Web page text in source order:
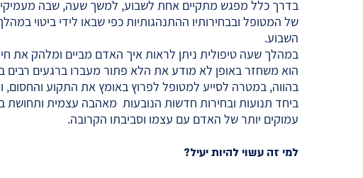
בדרך כלל מפגש מתקיים אחת לשבוע, למשך שעה, שבה
של המטופל ובבחירותיו ההתנהגותיות כפי שבאו לידי ביטוי
השבוע.
במהלך שעה טיפולית ניתן לראות איך האדם מביים ומלהק את
הוא משחזר באופן לא מודע את הלא פתור מעברו ברגעים רבים
בהווה, במטרה לסייע למטופל לפרוץ באומץ את התקוע והחסום,
ביחד תנועות ובחירות חדשות הנובעות מאהבה עצמית ותחושת
עמוקים יותר של האדם עם עצמו וסביבתו הקרובה.
למי זה עשוי להיות יעיל?